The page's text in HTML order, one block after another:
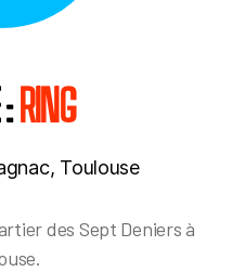
: RING
Toulouse
des Sept Deniers à